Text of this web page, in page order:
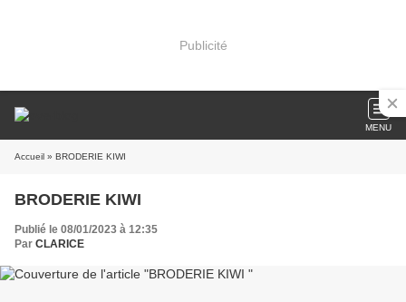
Publicité
MENU
Accueil » BRODERIE KIWI
BRODERIE KIWI
Publié le 08/01/2023 à 12:35
Par CLARICE